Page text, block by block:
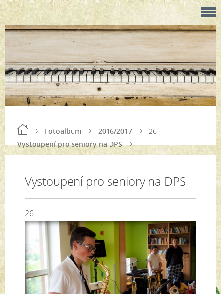
Fotoalbum
2016/2017
Vystoupení pro seniory na DPS
26
Vystoupení pro seniory na DPS
26